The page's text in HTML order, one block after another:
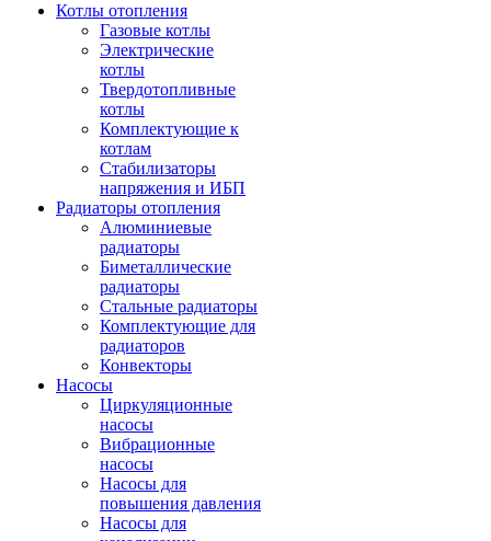
Котлы отопления
Газовые котлы
Электрические
котлы
Твердотопливные
котлы
Комплектующие к
котлам
Стабилизаторы
напряжения и ИБП
Радиаторы отопления
Алюминиевые
радиаторы
Биметаллические
радиаторы
Стальные радиаторы
Комплектующие для
радиаторов
Конвекторы
Насосы
Циркуляционные
насосы
Вибрационные
насосы
Насосы для
повышения давления
Насосы для